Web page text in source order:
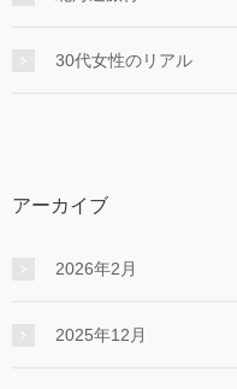
30代女性のリアル
アーカイブ
2026年2月
2025年12月